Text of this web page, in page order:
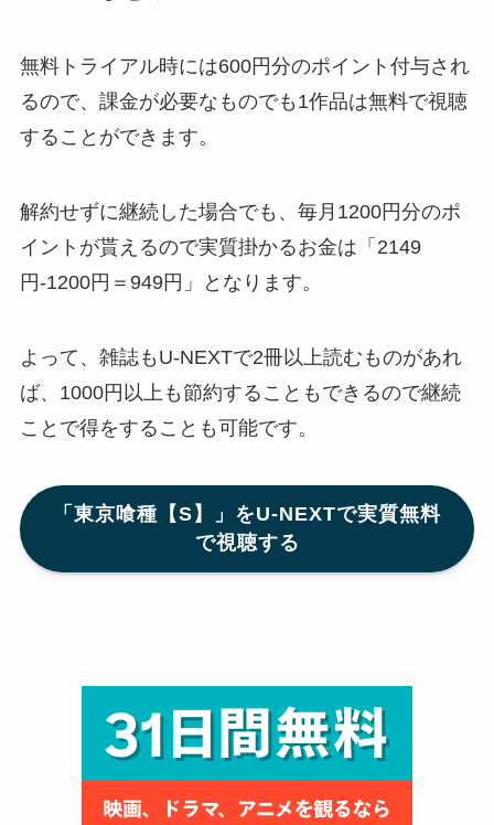
無料トライアル時には600円分のポイント付与され
るので、課金が必要なものでも1作品は無料で視聴
することができます。
解約せずに継続した場合でも、毎月1200円分のポ
イントが貰えるので実質掛かるお金は「2149
円-1200円＝949円」となります。
よって、雑誌もU-NEXTで2冊以上読むものがあれ
ば、1000円以上も節約することもできるので継続
ことで得をすることも可能です。
「東京喰種【S】」をU-NEXTで実質無料
で視聴する